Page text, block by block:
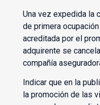
Una vez expedida la
de primera
acreditada por el
adquirente se
compañía
Indicar que en la
la promoción de las